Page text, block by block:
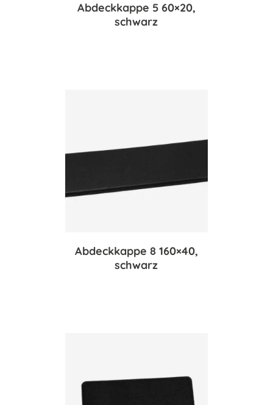
Abdeckkappe 5 60×20,
schwarz
Abdeckkappe 8 160×40,
schwarz